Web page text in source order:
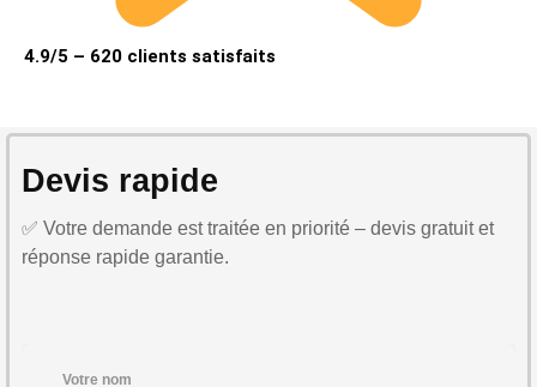
4.9/5 – 620 clients satisfaits
Devis rapide
✅ Votre demande est traitée en priorité – devis gratuit et
réponse rapide garantie.
Votre nom